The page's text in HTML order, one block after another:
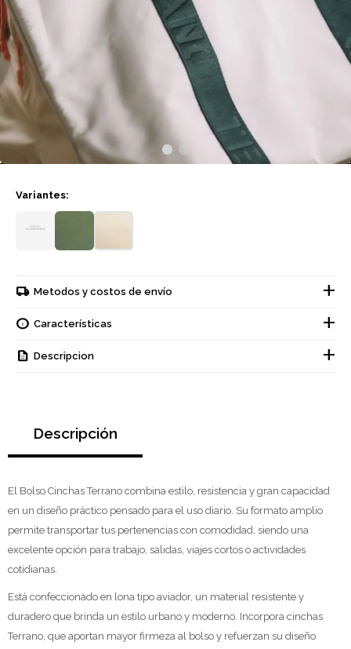
Variantes:
Metodos y costos de envío
Características
Descripcion
Descripción
El Bolso Cinchas Terrano combina estilo, resistencia y gran capacidad
en un diseño práctico pensado para el uso diario. Su formato amplio
permite transportar tus pertenencias con comodidad, siendo una
excelente opción para trabajo, salidas, viajes cortos o actividades
cotidianas.
Está confeccionado en lona tipo aviador, un material resistente y
duradero que brinda un estilo urbano y moderno. Incorpora cinchas
Terrano, que aportan mayor firmeza al bolso y refuerzan su diseño